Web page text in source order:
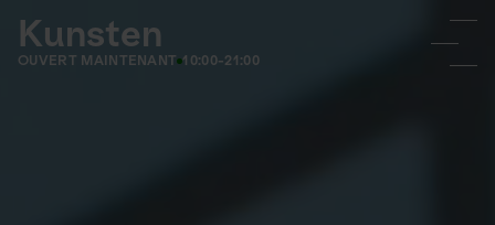
Kunsten
OUVERT MAINTENANT 10:00-21:00